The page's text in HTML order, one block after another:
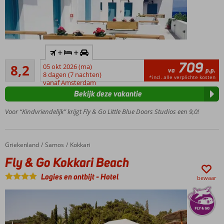
Kleinschalig
complex
Op slechts
10 meter
van het
Gastvrije
eigenaar
graag
tips over
leuke
uitjes
voor
8,2
Zeer goed
72
beoordelingen
+ +
05 okt 2026 (ma)
8 dagen (7 nachten)
vanaf Amsterdam
va 709 p.p.
*incl. alle verplichte kosten
Voor “Kindvriendelijk” krijgt Fly & Go Little Blue Doors Studios een 9,0!
Bekijk deze vakantie
Home
Griekenland Samos Kokkari
Fly & Go Kokkari Beach
Fly & Go Kokkari Beach
Logies en ontbijt-Hotel bewaar